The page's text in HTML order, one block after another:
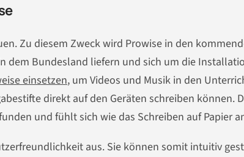
Zu diesem Zweck wird Prowise in den
dem Bundesland liefern und sich um die
einsetzen, um Videos und Musik in den
direkt auf den Geräten schreiben können.
und fühlt sich wie das Schreiben auf Papier
aus. Sie können somit intuitiv